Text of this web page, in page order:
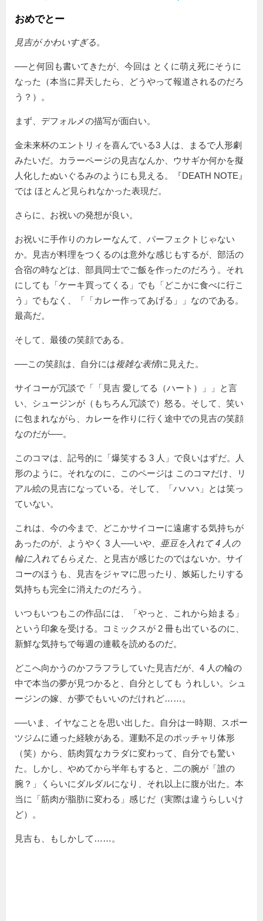
おめでとー
見吉が かわいすぎる。
──と何回も書いてきたが、今回は とくに萌え死にそうに
なった（本当に昇天したら、どうやって報道されるのだろ
う？）。
まず、デフォルメの描写が面白い。
金未来杯のエントリィを喜んでいる3 人は、まるで人形劇
みたいだ。カラーページの見吉なんか、ウサギか何かを擬
人化したぬいぐるみのようにも見える。『DEATH NOTE』
では ほとんど見られなかった表現だ。
さらに、お祝いの発想が良い。
お祝いに手作りのカレーなんて、パーフェクトじゃない
か。見吉が料理をつくるのは意外な感じもするが、部活の
合宿の時などは、部員同士でご飯を作ったのだろう。それ
にしても「ケーキ買ってくる」でも「どこかに食べに行こ
う」でもなく、「
カレー作ってあげる
」なのである。
最高だ。
そして、最後の笑顔である。
──この笑顔は、自分には複雑な表情に見えた。
サイコーが冗談で「 見吉 愛してる（ハート）
」と言
い、シュージンが（もちろん冗談で）怒る。そして、笑い
に包まれながら、カレーを作りに行く途中での見吉の笑顔
なのだが──。
このコマは、記号的に「爆笑する 3 人」で良いはずだ。人
形のように。それなのに、このページは このコマだけ、リ
アル絵の見吉になっている。そして、「ハハハ」とは笑っ
ていない。
これは、今の今まで、どこかサイコーに遠慮する気持ちが
あったのが、ようやく 3 人──いや、
亜豆を入れて 4 人の
輪に入れてもらえた 、と見吉が感じたのではないか。サイ
コーのほうも、見吉をジャマに思ったり、嫉妬したりする
気持ちも完全に消えたのだろう。
いつもいつもこの作品には、「やっと、これから始まる」
という印象を受ける。コミックスが 2 冊も出ているのに、
新鮮な気持ちで毎週の連載を読めるのだ。
どこへ向かうのかフラフラしていた見吉だが、4 人の輪の
中で本当の夢が見つかると、自分としても うれしい。シュ
ージンの嫁、が夢でもいいのだけれど……。
──いま、イヤなことを思い出した。自分は一時期、スポー
ツジムに通った経験がある。運動不足のポッチャリ体形
（笑）から、筋肉質なカラダに変わって、自分でも驚い
た。しかし、やめてから半年もすると、二の腕が「誰の
腕？」くらいにダルダルになり、それ以上に腹が出た。本
当に「筋肉が脂肪に変わる」感じだ（実際は違うらしいけ
ど）。
見吉も、もしかして……。